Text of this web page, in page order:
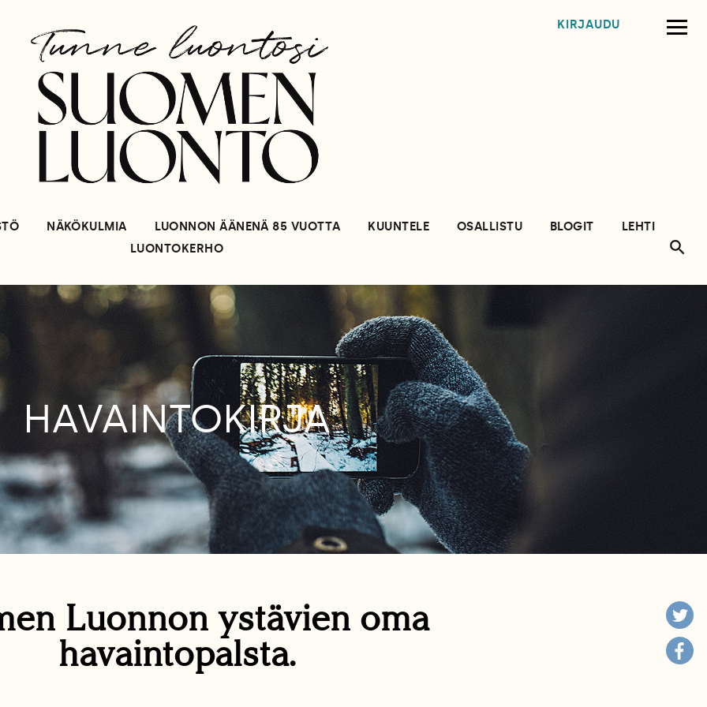
KIRJAUDU
NÄKÖKULMIA LUONNON ÄÄNENÄ 85 VUOTTA KUUNTELE OSALLISTU BLOGIT
LEHTI
LUONTOKERHO
HAVAINTOKIRJA
Luonnon ystävien oma
havaintopalsta.